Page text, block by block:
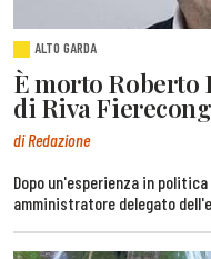
ALTO GARDA
È morto
di Riva
di Redazione
Dopo un'esperienza in
amministratore delegato